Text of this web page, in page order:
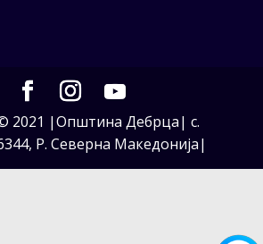
2021 |Општина Дебрца| с.
Р. Северна Македонија|